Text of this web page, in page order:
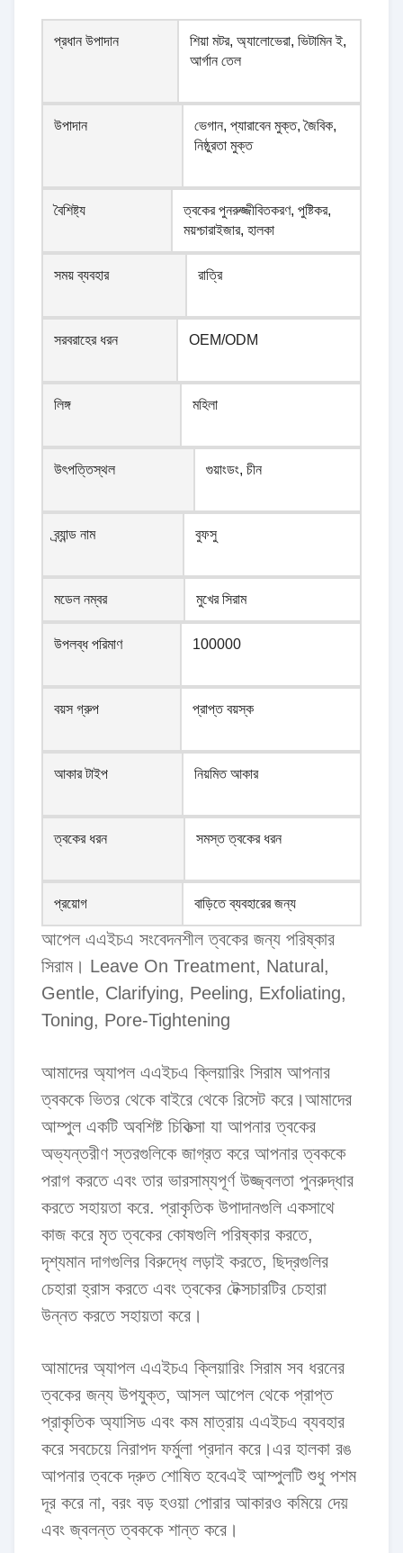
প্রধান উপাদান
শিয়া মটর, অ্যালোভেরা, ভিটামিন ই,
আর্গান তেল
উপাদান
ভেগান, প্যারাবেন মুক্ত, জৈবিক,
নিষ্ঠুরতা মুক্ত
বৈশিষ্ট্য
ত্বকের পুনরুজ্জীবিতকরণ, পুষ্টিকর,
ময়শ্চারাইজার, হালকা
সময় ব্যবহার রাত্রি
সরবরাহের ধরন OEM/ODM
লিঙ্গ মহিলা
উৎপত্তিস্থল গুয়াংডং, চীন
ব্র্যান্ড নাম বুফসু
মডেল নম্বর মুখের সিরাম
উপলব্ধ পরিমাণ 100000
বয়স গ্রুপ প্রাপ্ত বয়স্ক
আকার টাইপ নিয়মিত আকার
ত্বকের ধরন সমস্ত ত্বকের ধরন
প্রয়োগ বাড়িতে ব্যবহারের জন্য
আপেল এএইচএ সংবেদনশীল ত্বকের জন্য পরিষ্কার
সিরাম। Leave On Treatment, Natural,
Gentle, Clarifying, Peeling, Exfoliating,
Toning, Pore-Tightening
আমাদের অ্যাপল এএইচএ ক্লিয়ারিং সিরাম আপনার
ত্বককে ভিতর থেকে বাইরে থেকে রিসেট করে।আমাদের
আম্পুল একটি অবশিষ্ট চিকিত্সা যা আপনার ত্বকের
অভ্যন্তরীণ স্তরগুলিকে জাগ্রত করে আপনার ত্বককে
পরাগ করতে এবং তার ভারসাম্যপূর্ণ উজ্জ্বলতা পুনরুদ্ধার
করতে সহায়তা করে. প্রাকৃতিক উপাদানগুলি একসাথে
কাজ করে মৃত ত্বকের কোষগুলি পরিষ্কার করতে,
দৃশ্যমান দাগগুলির বিরুদ্ধে লড়াই করতে, ছিদ্রগুলির
চেহারা হ্রাস করতে এবং ত্বকের টেক্সচারটির চেহারা
উন্নত করতে সহায়তা করে।
আমাদের অ্যাপল এএইচএ ক্লিয়ারিং সিরাম সব ধরনের
ত্বকের জন্য উপযুক্ত, আসল আপেল থেকে প্রাপ্ত
প্রাকৃতিক অ্যাসিড এবং কম মাত্রায় এএইচএ ব্যবহার
করে সবচেয়ে নিরাপদ ফর্মুলা প্রদান করে।এর হালকা রঙ
আপনার ত্বকে দ্রুত শোষিত হবেএই আম্পুলটি শুধু পশম
দূর করে না, বরং বড় হওয়া পোরার আকারও কমিয়ে দেয়
এবং জ্বলন্ত ত্বককে শান্ত করে।